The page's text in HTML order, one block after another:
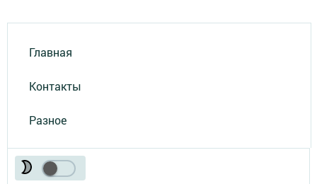
Главная
Контакты
Разное